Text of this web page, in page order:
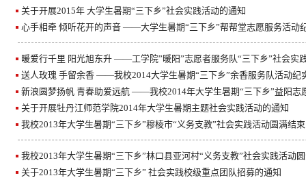
关于开展2015年 大学生暑期“三下乡”社会实践活动的通知
心手相牵 倾听花开的声音 ——大学生暑期“三下乡”帮帮堂志愿服务活动
暖爱行千里 阳光旭东升 ——工学院”暖阳”志愿者服务队“三下乡”社会实
送人玫瑰 手留余香 ——我校2014大学生暑期“三下乡”余香服务队活动纪
新浪圆梦扬帆 青春助爱远航 ——我校2014年大学生暑期“三下乡”益阳志
关于开展牡丹江师范学院2014年大学生暑期主题社会实践活动的通知
我校2013年大学生暑期“三下乡”穆棱市“义务支教”社会实践活动圆满结束
我校2013年大学生暑期“三下乡”林口县亚河村“义务支教”社会实践活动
关于2013年大学生暑期“三下乡” 社会实践校级重点团队招募的通知